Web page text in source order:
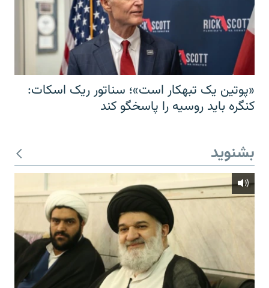
«پوتین یک تبهکار است»؛ سناتور ریک اسکات:
کنگره باید روسیه را پاسخگو کند
بشنوید